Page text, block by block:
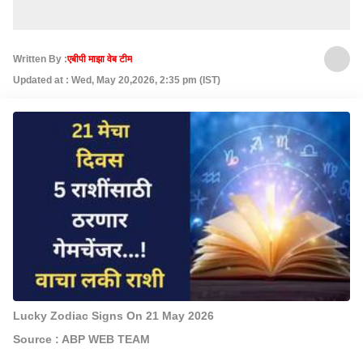
Written By :एबीपी माझा वेब टीम
Updated at : Wed, May 20,2026, 2:35 pm (IST)
Lucky Zodiac Signs On 21 May 2026
Source : ABP WEB TEAM